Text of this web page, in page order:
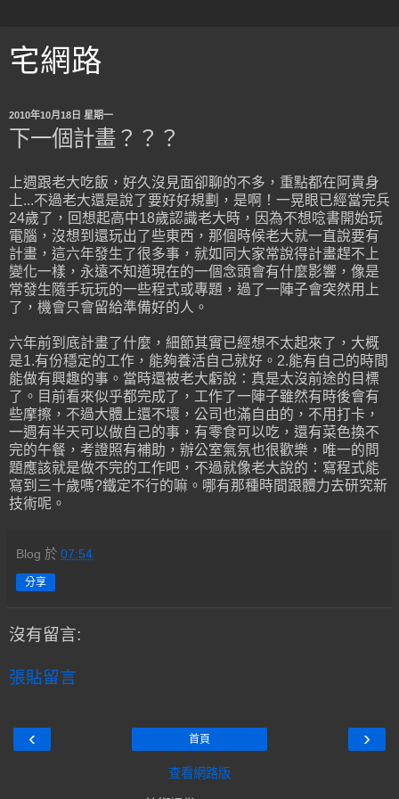
宅網路
2010年10月18日 星期一
下一個計畫？？？
上週跟老大吃飯，好久沒見面卻聊的不多，重點都在阿貴身
上...不過老大還是說了要好好規劃，是啊！一晃眼已經當完兵
24歲了，回想起高中18歲認識老大時，因為不想唸書開始玩
電腦，沒想到還玩出了些東西，那個時候老大就一直說要有
計畫，這六年發生了很多事，就如同大家常說得計畫趕不上
變化一樣，永遠不知道現在的一個念頭會有什麼影響，像是
常發生隨手玩玩的一些程式或專題，過了一陣子會突然用上
了，機會只會留給準備好的人。
六年前到底計畫了什麼，細節其實已經想不太起來了，大概
是1.有份穩定的工作，能夠養活自己就好。2.能有自己的時間
能做有興趣的事。當時還被老大虧說：真是太沒前途的目標
了。目前看來似乎都完成了，工作了一陣子雖然有時後會有
些摩擦，不過大體上還不壞，公司也滿自由的，不用打卡，
一週有半天可以做自己的事，有零食可以吃，還有菜色換不
完的午餐，考證照有補助，辦公室氣氛也很歡樂，唯一的問
題應該就是做不完的工作吧，不過就像老大說的：寫程式能
寫到三十歲嗎?鐵定不行的嘛。哪有那種時間跟體力去研究新
技術呢。
Blog 於 07:54
分享
沒有留言:
張貼留言
‹ ›
首頁
查看網路版